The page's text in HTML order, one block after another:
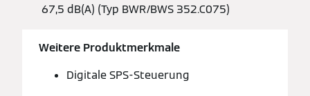
67,5 dB(A) (Typ BWR/BWS 352.C075)
Weitere Produktmerkmale
Digitale SPS-Steuerung